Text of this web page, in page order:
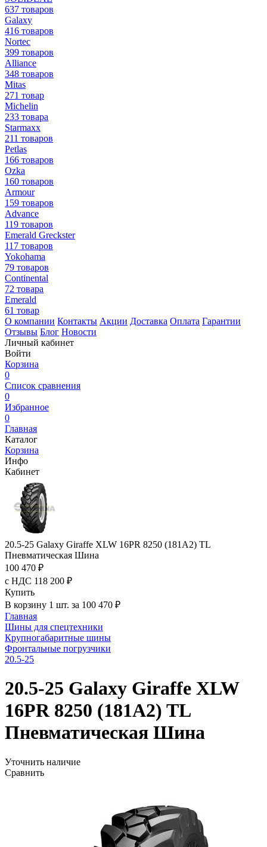
637 товаров
Galaxy
416 товаров
Nortec
399 товаров
Alliance
348 товаров
Mitas
271 товар
Michelin
233 товара
Starmaxx
211 товаров
Petlas
166 товаров
Ozka
160 товаров
Armour
159 товаров
Advance
119 товаров
Emerald Greckster
117 товаров
Yokohama
79 товаров
Continental
72 товара
Emerald
61 товар
О компании Контакты Акции Доставка Оплата Гарантии
Отзывы Блог Новости
Личный кабинет
Войти
Корзина
0
Список сравнения
0
Избранное
0
Главная
Каталог
Корзина
Инфо
Кабинет
20.5-25 Galaxy Giraffe XLW 16PR 8250 (181A2) TL
Пневматическая Шина
100 470 ₽
с НДС 118 200 ₽
Купить
В корзину 1 шт. за 100 470 ₽
Главная
Шины для спецтехники
Крупногабаритные шины
Фронтальные погрузчики
20.5-25
20.5-25 Galaxy Giraffe XLW
16PR 8250 (181A2) TL
Пневматическая Шина
Уточнить наличие
Сравнить